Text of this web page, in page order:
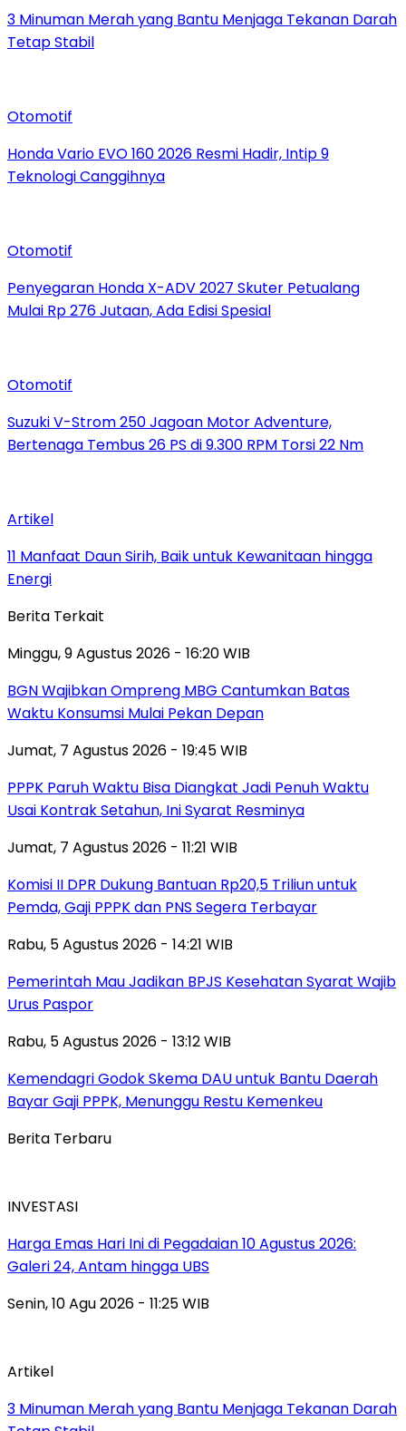
3 Minuman Merah yang Bantu Menjaga Tekanan Darah
Tetap Stabil
Otomotif
Honda Vario EVO 160 2026 Resmi Hadir, Intip 9
Teknologi Canggihnya
Otomotif
Penyegaran Honda X-ADV 2027 Skuter Petualang
Mulai Rp 276 Jutaan, Ada Edisi Spesial
Otomotif
Suzuki V-Strom 250 Jagoan Motor Adventure,
Bertenaga Tembus 26 PS di 9.300 RPM Torsi 22 Nm
Artikel
11 Manfaat Daun Sirih, Baik untuk Kewanitaan hingga
Energi
Berita Terkait
Minggu, 9 Agustus 2026 - 16:20 WIB
BGN Wajibkan Ompreng MBG Cantumkan Batas
Waktu Konsumsi Mulai Pekan Depan
Jumat, 7 Agustus 2026 - 19:45 WIB
PPPK Paruh Waktu Bisa Diangkat Jadi Penuh Waktu
Usai Kontrak Setahun, Ini Syarat Resminya
Jumat, 7 Agustus 2026 - 11:21 WIB
Komisi II DPR Dukung Bantuan Rp20,5 Triliun untuk
Pemda, Gaji PPPK dan PNS Segera Terbayar
Rabu, 5 Agustus 2026 - 14:21 WIB
Pemerintah Mau Jadikan BPJS Kesehatan Syarat Wajib
Urus Paspor
Rabu, 5 Agustus 2026 - 13:12 WIB
Kemendagri Godok Skema DAU untuk Bantu Daerah
Bayar Gaji PPPK, Menunggu Restu Kemenkeu
Berita Terbaru
INVESTASI
Harga Emas Hari Ini di Pegadaian 10 Agustus 2026:
Galeri 24, Antam hingga UBS
Senin, 10 Agu 2026 - 11:25 WIB
Artikel
3 Minuman Merah yang Bantu Menjaga Tekanan Darah